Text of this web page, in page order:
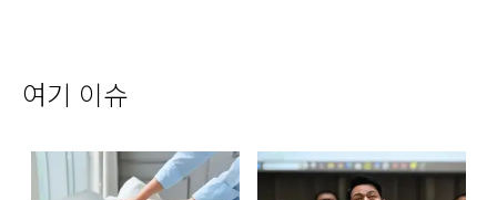
여기 이슈